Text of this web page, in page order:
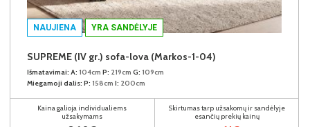
NAUJIENA YRA SANDĖLYJE
SUPREME (IV gr.) sofa-lova (Markos-1-04)
Išmatavimai: A: 104cm P: 219cm G: 109cm
Miegamoji dalis: P: 158cm I: 200cm
Kaina galioja individualiems
užsakymams
Skirtumas tarp užsakomų ir sandėlyje
esančių prekių kainų